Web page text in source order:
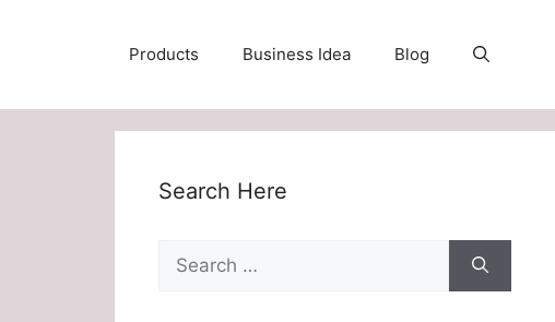
Products Business Idea Blog
Search Here
Search
for: